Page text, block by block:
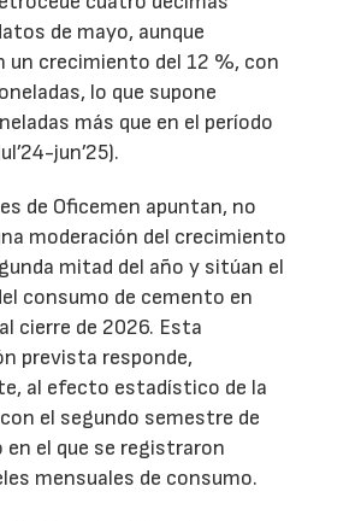
de mayo, aunque
un crecimiento del 12 %, con
lo que supone
más que en el período
jun’25).
de Oficemen apuntan, no
moderación del crecimiento
mitad del año y sitúan el
consumo de cemento en
cierre de 2026. Esta
prevista responde,
al efecto estadístico de la
el segundo semestre de
en el que se registraron
mensuales de consumo.